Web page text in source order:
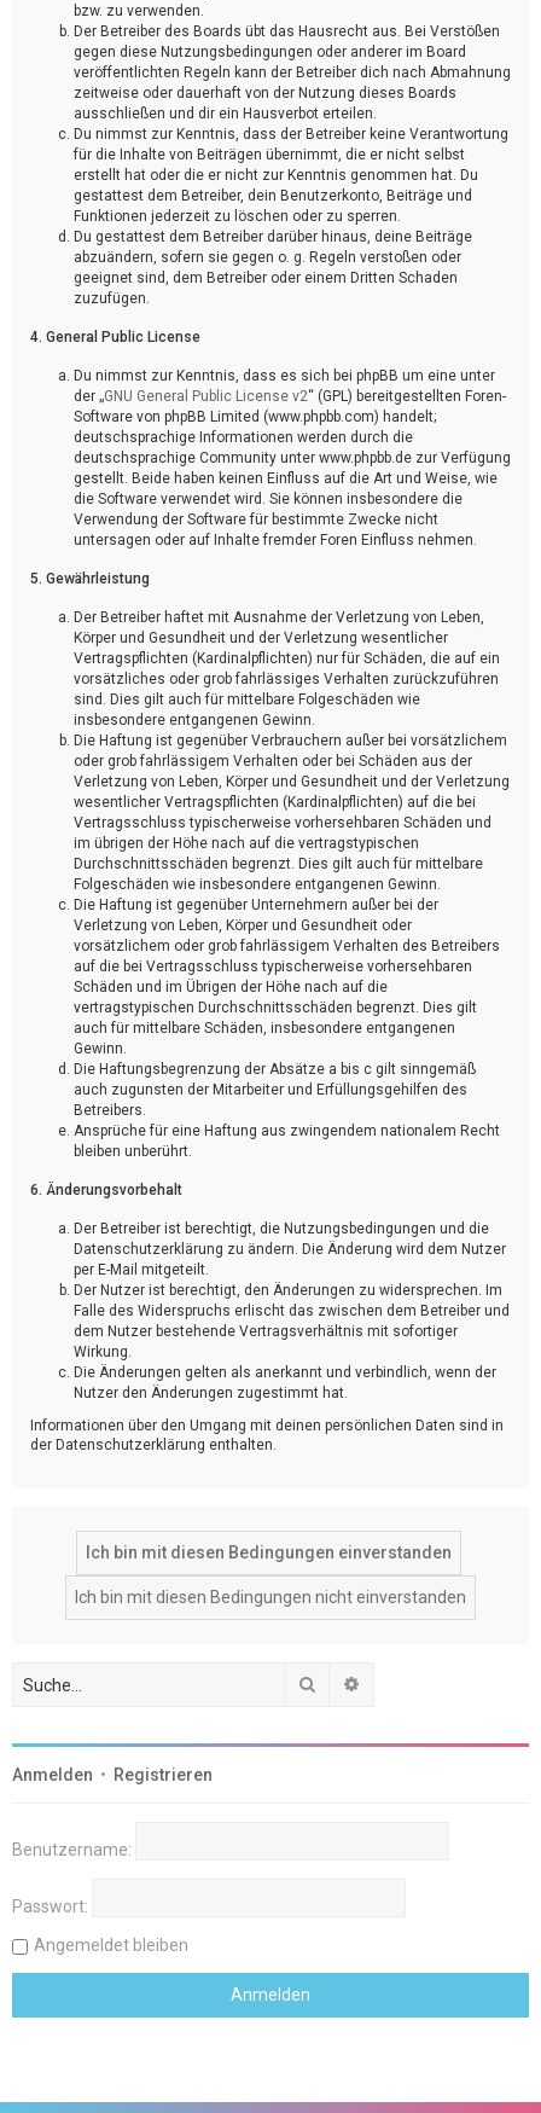
bzw. zu verwenden.
Der Betreiber des Boards übt das Hausrecht aus. Bei Verstößen
gegen diese Nutzungsbedingungen oder anderer im Board
veröffentlichten Regeln kann der Betreiber dich nach Abmahnung
zeitweise oder dauerhaft von der Nutzung dieses Boards
ausschließen und dir ein Hausverbot erteilen.
Du nimmst zur Kenntnis, dass der Betreiber keine Verantwortung
für die Inhalte von Beiträgen übernimmt, die er nicht selbst
erstellt hat oder die er nicht zur Kenntnis genommen hat. Du
gestattest dem Betreiber, dein Benutzerkonto, Beiträge und
Funktionen jederzeit zu löschen oder zu sperren.
Du gestattest dem Betreiber darüber hinaus, deine Beiträge
abzuändern, sofern sie gegen o. g. Regeln verstoßen oder
geeignet sind, dem Betreiber oder einem Dritten Schaden
zuzufügen.
4. General Public License
Du nimmst zur Kenntnis, dass es sich bei phpBB um eine unter
der „GNU General Public License v2“ (GPL) bereitgestellten Foren-
Software von phpBB Limited (www.phpbb.com) handelt;
deutschsprachige Informationen werden durch die
deutschsprachige Community unter www.phpbb.de zur Verfügung
gestellt. Beide haben keinen Einfluss auf die Art und Weise, wie
die Software verwendet wird. Sie können insbesondere die
Verwendung der Software für bestimmte Zwecke nicht
untersagen oder auf Inhalte fremder Foren Einfluss nehmen.
5. Gewährleistung
Der Betreiber haftet mit Ausnahme der Verletzung von Leben,
Körper und Gesundheit und der Verletzung wesentlicher
Vertragspflichten (Kardinalpflichten) nur für Schäden, die auf ein
vorsätzliches oder grob fahrlässiges Verhalten zurückzuführen
sind. Dies gilt auch für mittelbare Folgeschäden wie
insbesondere entgangenen Gewinn.
Die Haftung ist gegenüber Verbrauchern außer bei vorsätzlichem
oder grob fahrlässigem Verhalten oder bei Schäden aus der
Verletzung von Leben, Körper und Gesundheit und der Verletzung
wesentlicher Vertragspflichten (Kardinalpflichten) auf die bei
Vertragsschluss typischerweise vorhersehbaren Schäden und
im übrigen der Höhe nach auf die vertragstypischen
Durchschnittsschäden begrenzt. Dies gilt auch für mittelbare
Folgeschäden wie insbesondere entgangenen Gewinn.
Die Haftung ist gegenüber Unternehmern außer bei der
Verletzung von Leben, Körper und Gesundheit oder
vorsätzlichem oder grob fahrlässigem Verhalten des Betreibers
auf die bei Vertragsschluss typischerweise vorhersehbaren
Schäden und im Übrigen der Höhe nach auf die
vertragstypischen Durchschnittsschäden begrenzt. Dies gilt
auch für mittelbare Schäden, insbesondere entgangenen
Gewinn.
Die Haftungsbegrenzung der Absätze a bis c gilt sinngemäß
auch zugunsten der Mitarbeiter und Erfüllungsgehilfen des
Betreibers.
Ansprüche für eine Haftung aus zwingendem nationalem Recht
bleiben unberührt.
6. Änderungsvorbehalt
Der Betreiber ist berechtigt, die Nutzungsbedingungen und die
Datenschutzerklärung zu ändern. Die Änderung wird dem Nutzer
per E-Mail mitgeteilt.
Der Nutzer ist berechtigt, den Änderungen zu widersprechen. Im
Falle des Widerspruchs erlischt das zwischen dem Betreiber und
dem Nutzer bestehende Vertragsverhältnis mit sofortiger
Wirkung.
Die Änderungen gelten als anerkannt und verbindlich, wenn der
Nutzer den Änderungen zugestimmt hat.
Informationen über den Umgang mit deinen persönlichen Daten sind in
der Datenschutzerklärung enthalten.
Suche
Anmelden • Registrieren
Benutzername:
Passwort:
Angemeldet bleiben